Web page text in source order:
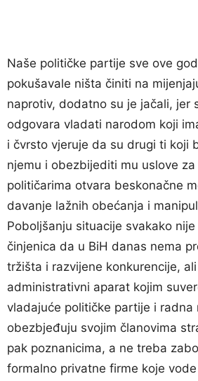
Naše političke partije sve ove
pokušavale ništa činiti na
naprotiv, dodatno su je jačali, jer
odgovara vladati narodom koji
i čvrsto vjeruje da su drugi ti koji
njemu i obezbijediti mu uslove
političarima otvara beskonačne
davanje lažnih obećanja i
Poboljšanju situacije svakako
činjenica da u BiH danas nema
tržišta i razvijene konkurencije,
administrativni aparat kojim
vladajuće političke partije i radna
obezbjeđuju svojim članovima
pak poznanicima, a ne treba
formalno privatne firme koje